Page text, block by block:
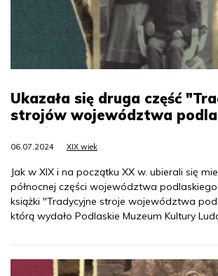
Ukazała się druga część
strojów województwa
06.07.2024 XIX wiek
Jak w XIX i na początku XX w. ubierali się
północnej części województwa
książki "Tradycyjne stroje województwa
którą wydało Podlaskie Muzeum Kultury